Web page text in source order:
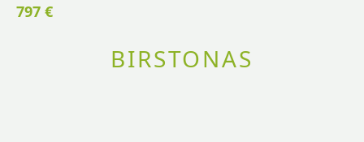
797 €
BIRSTONAS